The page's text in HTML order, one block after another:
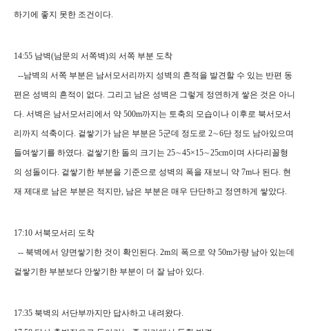
하기에 좋지 못한 조건이다.
14:55 남벽(남문의 서쪽벽)의 서쪽 부분 도착
--남벽의 서쪽 부분은 남서모서리까지 성벽의 흔적을 발견할 수 있는 반편 동
편은 성벽의 흔적이 없다. 그리고 남은 성벽은 그렇게 정연하게 쌓은 것은 아니
다. 서벽은 남서모서리에서 약 500m까지는 토축의 모습이나 이후로 북서모서
리까지 석축이다. 겉쌓기가 남은 부분은 5군데 정도로 2∼6단 정도 남아있으며
들여쌓기를 하였다. 겉쌓기한 돌의 크기는 25∼45×15∼25cm이며 사다리꼴형
의 성돌이다. 겉쌓기한 부분을 기준으로 성벽의 폭을 재보니 약 7m나 된다. 현
재 제대로 남은 부분은 적지만, 남은 부분은 매우 단단하고 정연하게 쌓았다.
17:10 서북모서리 도착
-- 북벽에서 양면쌓기한 것이 확인된다. 2m의 폭으로 약 50m가량 남아 있는데
겉쌓기한 부분보다 안쌓기한 부분이 더 잘 남아 있다.
17:35 북벽의 서단부까지만 답사하고 내려왔다.